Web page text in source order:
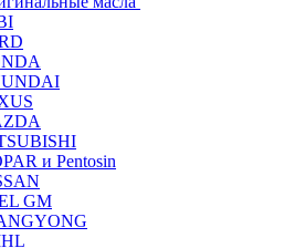
и Pentosin
GM